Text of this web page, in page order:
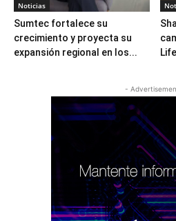
Noticias
Sumtec fortalece su
crecimiento y proyecta su
expansión regional en los...
-